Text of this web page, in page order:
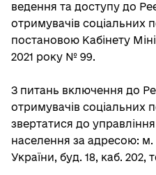
ведення та доступу до
отримувачів соціальних
постановою Кабінету
2021 року № 99.
З питань включення до
отримувачів соціальних
звертатися до
населення за адресою: м.
України, буд. 18, каб. 202,